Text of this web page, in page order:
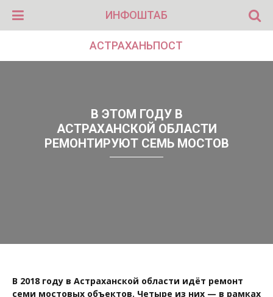
ИНФОШТАБ
АСТРАХАНЬПОСТ
В ЭТОМ ГОДУ В
АСТРАХАНСКОЙ ОБЛАСТИ
РЕМОНТИРУЮТ СЕМЬ МОСТОВ
В 2018 году в Астраханской области идёт ремонт
семи мостовых объектов. Четыре из них — в рамках